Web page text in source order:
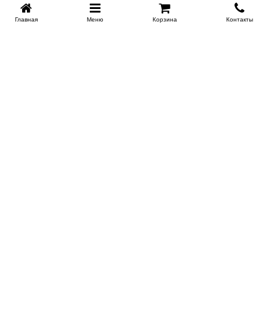
Главная Меню Корзина Контакты